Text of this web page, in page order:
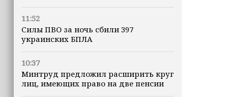
11:52
Силы ПВО за ночь сбили 397
украинских БПЛА
10:37
Минтруд предложил расширить круг
лиц, имеющих право на две пенсии